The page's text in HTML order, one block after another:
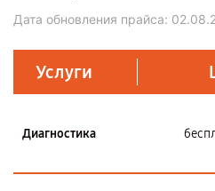
Дата обновления прайса:
Услуги
Диагностика